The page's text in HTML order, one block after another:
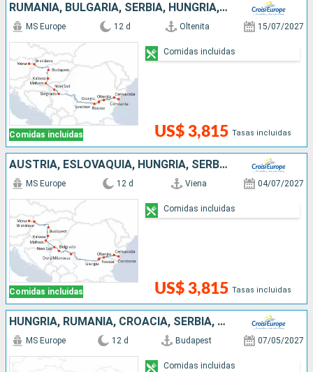
RUMANIA, BULGARIA, SERBIA, HUNGRÍA, ESLOVAQUIA, AUSTRIA
Comidas incluidas
MS Europe 12 d Oltenita 15/07/2027
US$ 3,815 Tasas incluidas
Comidas incluidas
AUSTRIA, ESLOVAQUIA, HUNGRÍA, SERBIA, BULGARIA, RUMANIA
Comidas incluidas
MS Europe 12 d Viena 04/07/2027
US$ 3,815 Tasas incluidas
Comidas incluidas
HUNGRÍA, RUMANIA, CROACIA, SERBIA, BULGARIA
MS Europe 12 d Budapest 07/05/2027
Comidas incluidas